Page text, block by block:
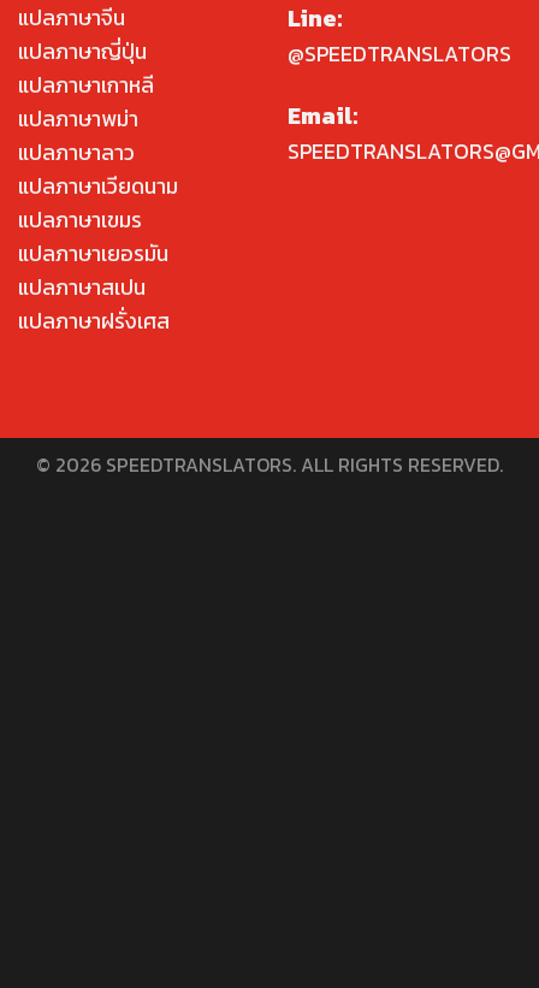
แปลภาษาจีน
แปลภาษาญี่ปุ่น
แปลภาษาเกาหลี
แปลภาษาพม่า
แปลภาษาลาว
แปลภาษาเวียดนาม
แปลภาษาเขมร
แปลภาษาเยอรมัน
แปลภาษาสเปน
แปลภาษาฝรั่งเศส
Line:
@SPEEDTRANSLATORS
Email:
© 2026 SPEEDTRANSLATORS. ALL RIGHTS RESERVED.